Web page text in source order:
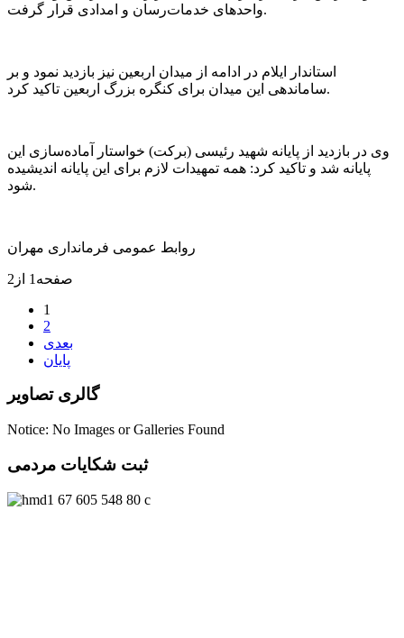
واحد‌های خدمات‌رسان و امدادی قرار گرفت.
استاندار ایلام در ادامه از میدان اربعین نیز بازدید نمود و بر
ساماندهی این میدان برای کنگره بزرگ اربعین تاکید کرد.‌
وی در بازدید از پایانه شهید رئیسی (برکت) خواستار آماده‌سازی این
پایانه شد و تاکید کرد: همه تمهیدات لازم برای این پایانه اندیشیده
شود.
روابط عمومی فرمانداری مهران
صفحه1 از2
1
2
بعدی
پایان
گالری تصاویر
Notice: No Images or Galleries Found
ثبت شکایات مردمی